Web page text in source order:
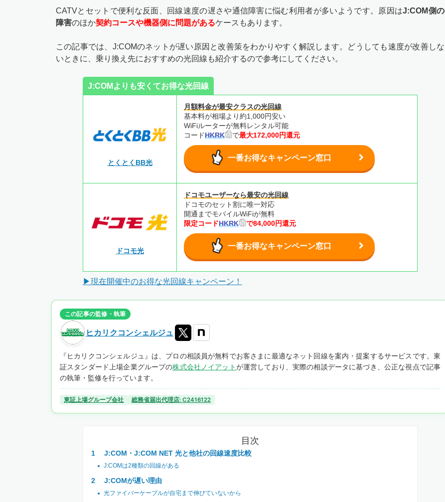
CATVとセットで便利な反面、回線速度の遅さや通信障害に悩む利用者が多いようです。原因はJ:COM側の
障害のほか契約コースや機器側に問題があるケースもあります。
この記事では、J:COMのネットが遅い原因と改善策をわかりやすく解説します。どうしても速度が改善しな
いときに、乗り換え先におすすめの光回線も紹介するので参考にしてください。
J:COMよりも安くてお得な光回線
とくとくBB光
月額料金が最安クラスの光回線
基本料が相場より約1,000円安い
WiFiルーターが無料レンタル可能
コードHKRK で最大172,000円還元
一番お得なキャンペーン窓口
ドコモ光
ドコモユーザーなら最安の光回線
ドコモのセット割に唯一対応
開通までモバイルWiFiが無料
限定コードHKRK で84,000円還元
一番お得なキャンペーン窓口
▶現在開催中のお得な光回線キャンペーン！
この記事の監修・執筆
ヒカリクコンシェルジュ
『ヒカリクコンシェルジュ』は、プロの相談員が無料でお客さまに最適なネット回線を案内・提案するサービスです。東
証スタンダード上場企業グループの株式会社ノイアットが運営しており、実際の相談データに基づき、公正な視点で記事
の執筆・監修を行っています。
東証上場グループ会社 総務省届出代理店: C2416122
目次
J:COM・J:COM NET 光と他社の回線速度比較
J:COMは2種類の回線がある
J:COMが遅い理由
光ファイバーケーブルが自宅まで伸びていないから